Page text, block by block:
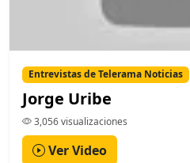
Entrevistas de Telerama Noticias
Jorge Uribe
3,056 visualizaciones
Ver Video